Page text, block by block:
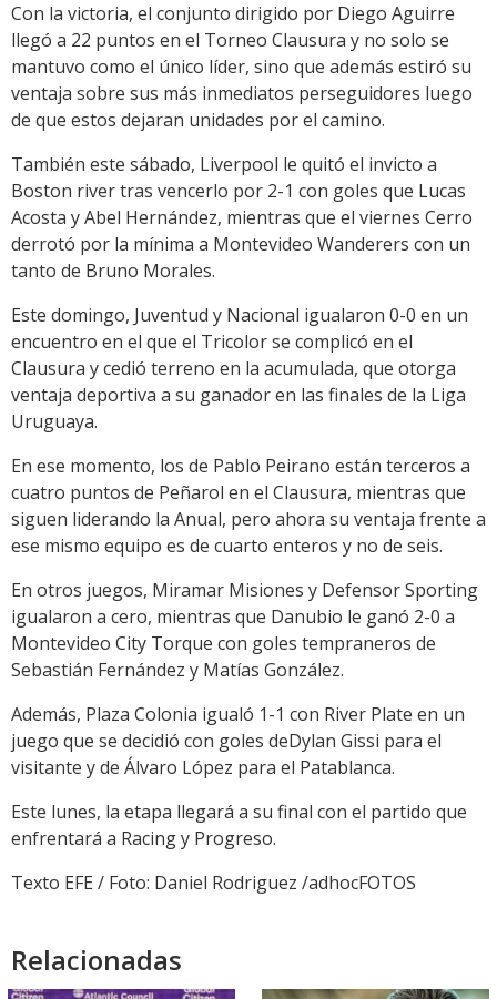
Con la victoria, el conjunto dirigido por Diego Aguirre
llegó a 22 puntos en el Torneo Clausura y no solo se
mantuvo como el único líder, sino que además estiró su
ventaja sobre sus más inmediatos perseguidores luego
de que estos dejaran unidades por el camino.
También este sábado, Liverpool le quitó el invicto a
Boston river tras vencerlo por 2-1 con goles que Lucas
Acosta y Abel Hernández, mientras que el viernes Cerro
derrotó por la mínima a Montevideo Wanderers con un
tanto de Bruno Morales.
Este domingo, Juventud y Nacional igualaron 0-0 en un
encuentro en el que el Tricolor se complicó en el
Clausura y cedió terreno en la acumulada, que otorga
ventaja deportiva a su ganador en las finales de la Liga
Uruguaya.
En ese momento, los de Pablo Peirano están terceros a
cuatro puntos de Peñarol en el Clausura, mientras que
siguen liderando la Anual, pero ahora su ventaja frente a
ese mismo equipo es de cuarto enteros y no de seis.
En otros juegos, Miramar Misiones y Defensor Sporting
igualaron a cero, mientras que Danubio le ganó 2-0 a
Montevideo City Torque con goles tempraneros de
Sebastián Fernández y Matías González.
Además, Plaza Colonia igualó 1-1 con River Plate en un
juego que se decidió con goles deDylan Gissi para el
visitante y de Álvaro López para el Patablanca.
Este lunes, la etapa llegará a su final con el partido que
enfrentará a Racing y Progreso.
Texto EFE / Foto: Daniel Rodriguez /adhocFOTOS
Relacionadas